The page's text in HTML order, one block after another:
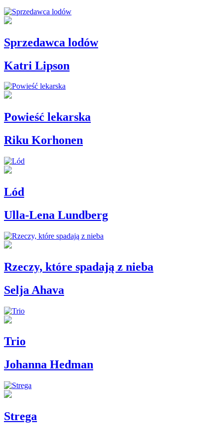
Sprzedawca lodów
Katri Lipson
Powieść lekarska
Riku Korhonen
Lód
Ulla-Lena Lundberg
Rzeczy, które spadają z nieba
Selja Ahava
Trio
Johanna Hedman
Strega